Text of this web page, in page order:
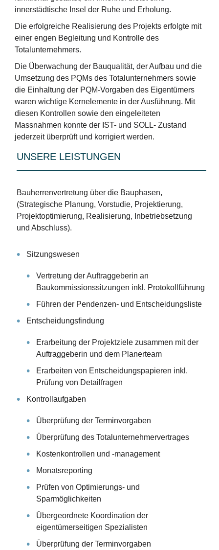
innerstädtische Insel der Ruhe und Erholung.
Die erfolgreiche Realisierung des Projekts erfolgte mit
einer engen Begleitung und Kontrolle des
Totalunternehmers.
Die Überwachung der Bauqualität, der Aufbau und die
Umsetzung des PQMs des Totalunternehmers sowie
die Einhaltung der PQM-Vorgaben des Eigentümers
waren wichtige Kernelemente in der Ausführung. Mit
diesen Kontrollen sowie den eingeleiteten
Massnahmen konnte der IST- und SOLL- Zustand
jederzeit überprüft und korrigiert werden.
UNSERE LEISTUNGEN
Bauherrenvertretung über die Bauphasen,
(Strategische Planung, Vorstudie, Projektierung,
Projektoptimierung, Realisierung, Inbetriebsetzung
und Abschluss).
Sitzungswesen
Vertretung der Auftraggeberin an
Baukommissionssitzungen inkl. Protokollführung
Führen der Pendenzen- und Entscheidungsliste
Entscheidungsfindung
Erarbeitung der Projektziele zusammen mit der
Auftraggeberin und dem Planerteam
Erarbeiten von Entscheidungspapieren inkl.
Prüfung von Detailfragen
Kontrollaufgaben
Überprüfung der Terminvorgaben
Überprüfung des Totalunternehmervertrages
Kostenkontrollen und -management
Monatsreporting
Prüfen von Optimierungs- und
Sparmöglichkeiten
Übergeordnete Koordination der
eigentümerseitigen Spezialisten
Überprüfung der Terminvorgaben